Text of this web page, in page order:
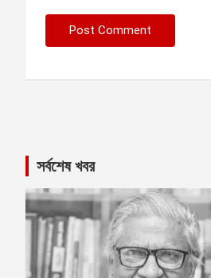
সর্বশেষ খবর